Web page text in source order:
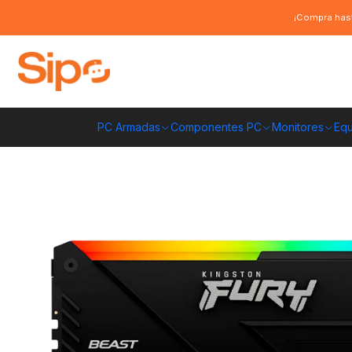
PC Armadas Componentes PC Monitores
¡Compra
Memoria RAM